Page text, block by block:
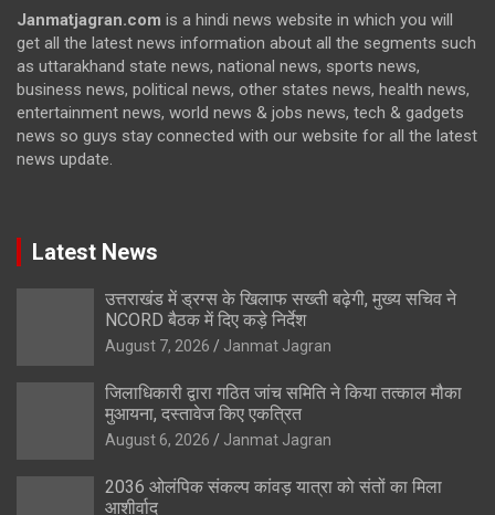
Janmatjagran.com is a hindi news website in which you will
get all the latest news information about all the segments such
as uttarakhand state news, national news, sports news,
business news, political news, other states news, health news,
entertainment news, world news & jobs news, tech & gadgets
news so guys stay connected with our website for all the latest
news update.
Latest News
उत्तराखंड में ड्रग्स के खिलाफ सख्ती बढ़ेगी, मुख्य सचिव ने
NCORD बैठक में दिए कड़े निर्देश
August 7, 2026 Janmat Jagran
जिलाधिकारी द्वारा गठित जांच समिति ने किया तत्काल मौका
मुआयना, दस्तावेज किए एकत्रित
August 6, 2026 Janmat Jagran
2036 ओलंपिक संकल्प कांवड़ यात्रा को संतों का मिला
आशीर्वाद